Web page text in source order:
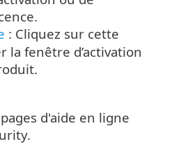
: Cliquez sur cette
la fenêtre d’activation
d'aide en ligne